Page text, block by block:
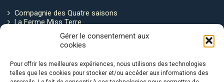
Gérer le consentement aux
cookies
Pour offrir les meilleures expériences, nous utilisons des technologies
telles que les cookies pour stocker et/ou accéder aux informations des
Compagnie des Quatre saisons
La Ferme Miss Terre
Politique de cookies